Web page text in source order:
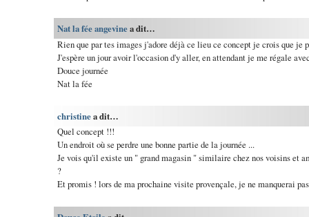
Nat la fée angevinea dit…
Rien que par tes images j'adore déjà ce lieu ce concept je crois que je
J'espère un jour avoir l'occasion d'y aller, en attendant je me régale
Douce journée
Nat la fée
christinea dit…
Quel concept !!!
Un endroit où se perdre une bonne partie de la journée ...
Je vois qu'il existe un " grand magasin " similaire chez nos voisins et
?
Et promis ! lors de ma prochaine visite provençale, je ne manquerai